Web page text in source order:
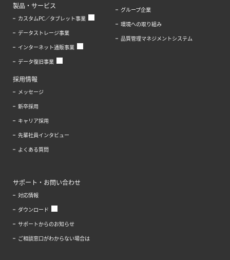
製品・サービス
カスタムPC／タブレット事業
データストレージ事業
インターネット通販事業
データ復旧事業
グループ企業
環境への取り組み
品質管理マネジメントシステム
採用情報
メッセージ
新卒採用
キャリア採用
先輩社員インタビュー
よくある質問
サポート・お問い合わせ
対応情報
ダウンロード
サポートからのお知らせ
ご相談窓口がわからない場合は